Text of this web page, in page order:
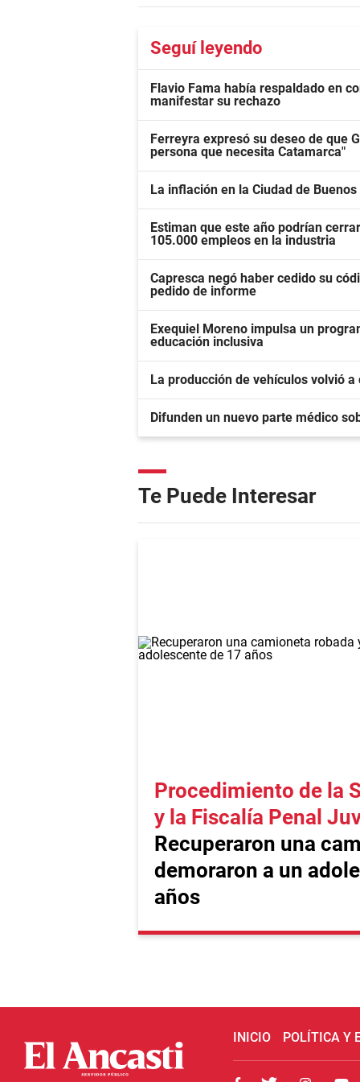
Seguí leyendo
Flavio Fama había respaldado en
manifestar su rechazo
Ferreyra expresó su deseo de que
persona que necesita Catamarca"
La inflación en la Ciudad de
Estiman que este año podrían
105.000 empleos en la industria
Capresca negó haber cedido su
pedido de informe
Exequiel Moreno impulsa un
educación inclusiva
La producción de vehículos volvió
Difunden un nuevo parte médico
Te Puede Interesar
Procedimiento de la
y la Fiscalía Penal
Recuperaron una
demoraron a un
años
INICIO POLÍTICA Y